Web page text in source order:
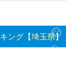
ング【埼玉県】